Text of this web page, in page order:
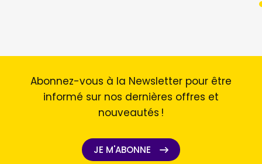
Abonnez-vous à la Newsletter pour être
informé sur nos dernières offres et
nouveautés !
JE M'ABONNE